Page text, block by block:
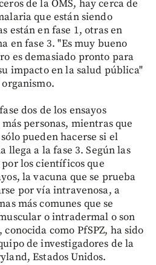
de la OMS, hay cerca de
que están siendo
están en fase 1, otras en
en fase 3. "Es muy bueno
es demasiado pronto para
impacto en la salud pública"
dos de los ensayos
personas, mientras que
pueden hacerse si el
llega a la fase 3. Según las
los científicos que
la vacuna que se prueba
por vía intravenosa, a
más comunes que se
o intradermal o son
como PfSPZ, ha sido
de investigadores de la
Estados Unidos.